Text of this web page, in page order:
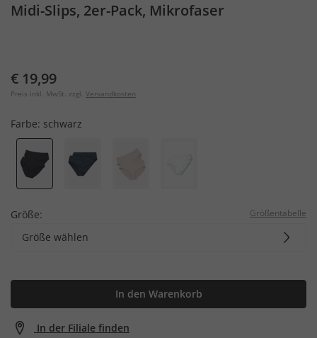
Midi-Slips, 2er-Pack, Mikrofaser
€ 19,99
Preis inkl. MwSt. zzgl. Versandkosten
Farbe: schwarz
Größe: Größentabelle
Größe wählen
In den Warenkorb
In der Filiale finden